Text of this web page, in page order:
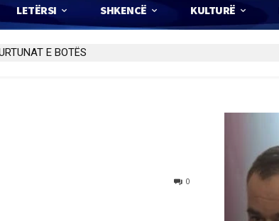
LETËRSI SHKENCË KULTURË
E BOTËS
0